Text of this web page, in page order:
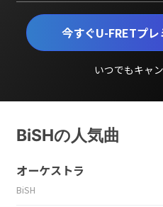
今すぐU-FRETプ
いつでもキャ
BiSHの人気曲
オーケストラ
BiSH